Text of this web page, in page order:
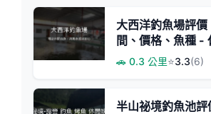
大西洋釣魚場評價
間、價格、魚種 -
🚗 0.3 公里⭐3.3(6)
半山祕境釣魚池評